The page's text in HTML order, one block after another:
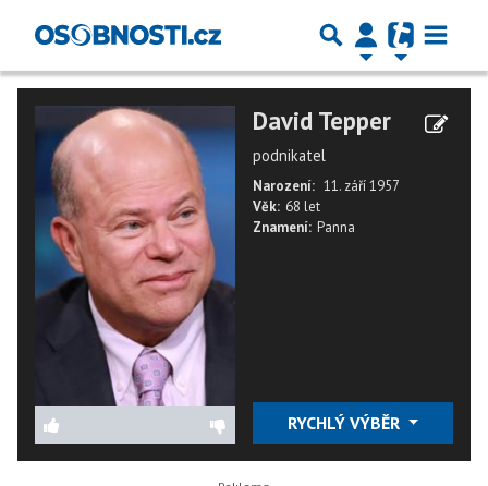
David Tepper
podnikatel
Narození: 11. září 1957
Věk: 68 let
Znamení: Panna
RYCHLÝ VÝBĚR